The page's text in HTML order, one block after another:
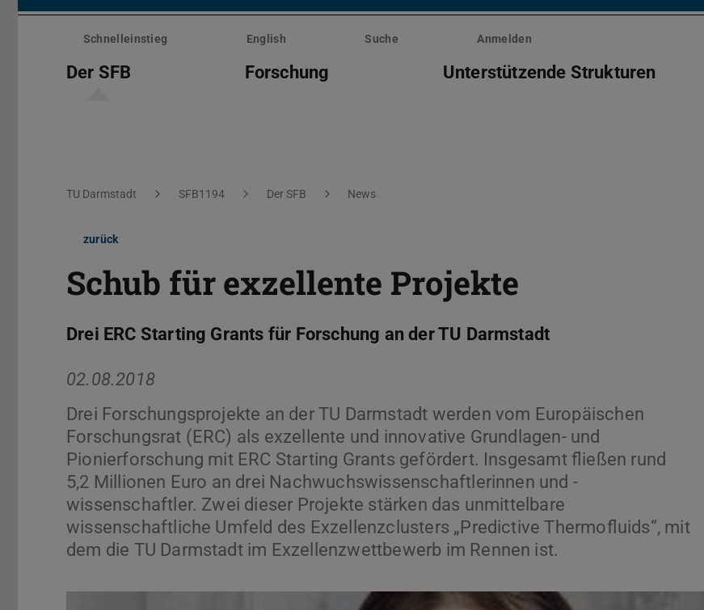
Menü
überspringenSchnelleinstieg English Suche Anmelden
Der SFB Forschung Unterstützende Strukturen
Sie befinden sich hier:
TU Darmstadt SFB1194 Der SFB News
zurück
Schub für exzellente Projekte
Drei ERC Starting Grants für Forschung an der TU Darmstadt
02.08.2018
Drei Forschungsprojekte an der TU Darmstadt werden vom Europäischen
Forschungsrat (ERC) als exzellente und innovative Grundlagen- und
Pionierforschung mit ERC Starting Grants gefördert. Insgesamt fließen rund
5,2 Millionen Euro an drei Nachwuchswissenschaftlerinnen und -
wissenschaftler. Zwei dieser Projekte stärken das unmittelbare
wissenschaftliche Umfeld des Exzellenzclusters „Predictive Thermofluids“, mit
dem die TU Darmstadt im Exzellenzwettbewerb im Rennen ist.